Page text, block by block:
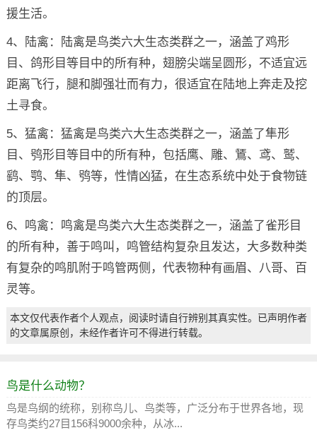
援生活。
4、陆禽：陆禽是鸟类六大生态类群之一，涵盖了鸡形
目、鸽形目等目中的所有种，翅膀尖端呈圆形，不适宜远
距离飞行，腿和脚强壮而有力，很适宜在陆地上奔走及挖
土寻食。
5、猛禽：猛禽是鸟类六大生态类群之一，涵盖了隼形
目、鸮形目等目中的所有种，包括鹰、雕、鵟、鸢、鹫、
鹞、鹗、隼、鸮等，性情凶猛，在生态系统中处于食物链
的顶层。
6、鸣禽：鸣禽是鸟类六大生态类群之一，涵盖了雀形目
的所有种，善于鸣叫，鸣管结构复杂且发达，大多数种类
有复杂的鸣肌附于鸣管两侧，代表物种有画眉、八哥、百
灵等。
本文仅代表作者个人观点，阅读时请自行辨别其真实性。已声明作者
的文章属原创，未经作者许可不得进行转载。
鸟是什么动物？
鸟是鸟纲的统称，别称鸟儿、鸟类等，广泛分布于世界各地，现
存鸟类约27目156科9000余种，从冰...